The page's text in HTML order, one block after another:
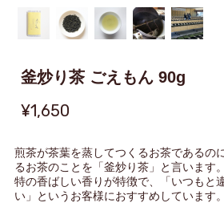
釜炒り茶 ごえもん 90g
¥1,650
煎茶が茶葉を蒸してつくるお茶であるの
るお茶のことを「釜炒り茶」と言います
特の香ばしい香りが特徴で、「いつもと
い」というお客様におすすめしています。